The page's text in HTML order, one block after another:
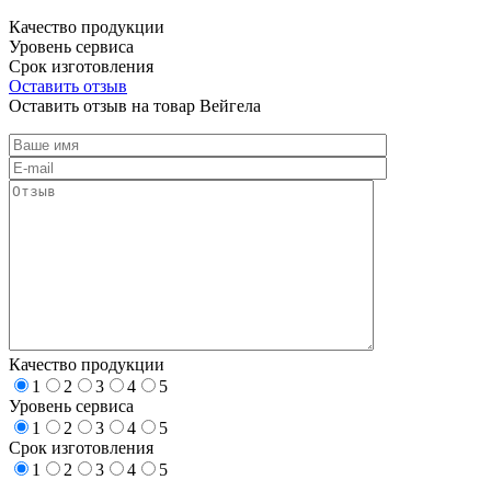
Качество продукции
Уровень сервиса
Срок изготовления
Оставить отзыв
Оставить отзыв на товар Вейгела
Качество продукции
1
2 3 4
5
Уровень сервиса
1
2 3 4
5
Срок изготовления
1
2 3 4
5